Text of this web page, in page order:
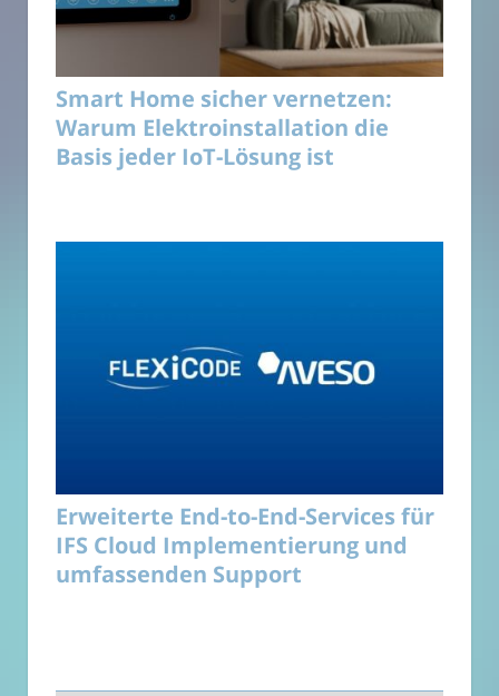
Smart Home sicher vernetzen:
Warum Elektroinstallation die
Basis jeder IoT-Lösung ist
Erweiterte End-to-End-Services für
IFS Cloud Implementierung und
umfassenden Support